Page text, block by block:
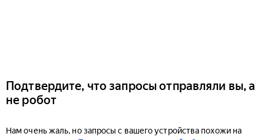
Подтвердите, что запросы отправляли вы, а
не робот
Нам очень жаль, но запросы с вашего устройства похожи на